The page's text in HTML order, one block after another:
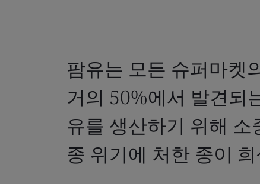
팜유는 모든 슈퍼마켓
거의 50%에서 발견되
유를 생산하기 위해 소
종 위기에 처한 종이